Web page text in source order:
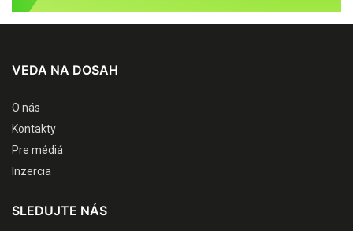
VEDA NA DOSAH
O nás
Kontakty
Pre médiá
Inzercia
SLEDUJTE NÁS